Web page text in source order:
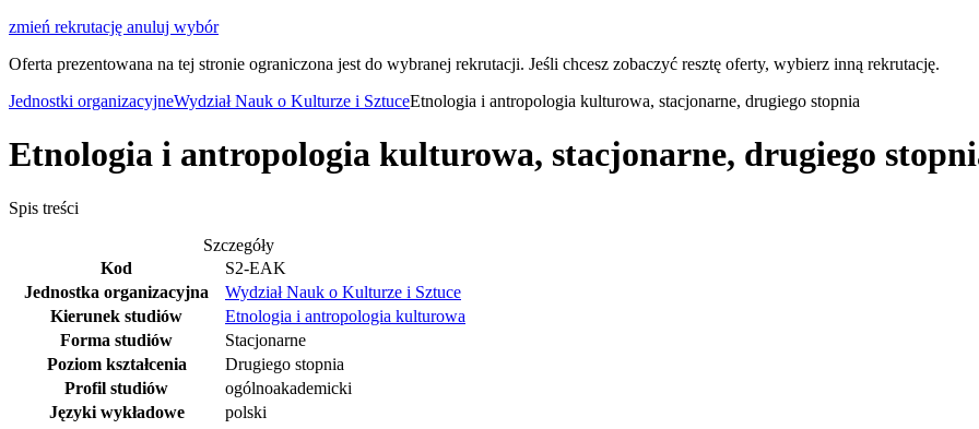
zmień rekrutację anuluj wybór
Oferta prezentowana na tej stronie ograniczona jest do wybranej rekrutacji. Jeśli chcesz zobaczyć resztę oferty, wybierz inną rekrutację.
Jednostki organizacyjneWydział Nauk o Kulturze i SztuceEtnologia i antropologia kulturowa, stacjonarne, drugiego stopnia
Etnologia i antropologia kulturowa, stacjonarne, drugiego
Spis treści
Szczegóły
Kod
S2-EAK
Jednostka organizacyjna
Wydział Nauk o Kulturze i Sztuce
Kierunek studiów
Etnologia i antropologia kulturowa
Forma studiów
Stacjonarne
Poziom kształcenia
Drugiego stopnia
Profil studiów
ogólnoakademicki
Języki wykładowe
polski